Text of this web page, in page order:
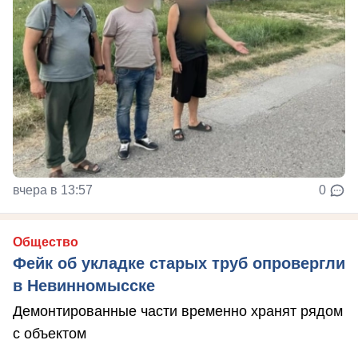
вчера в 13:57 0
Общество
Фейк об укладке старых труб опровергли
в Невинномысске
Демонтированные части временно хранят рядом
с объектом